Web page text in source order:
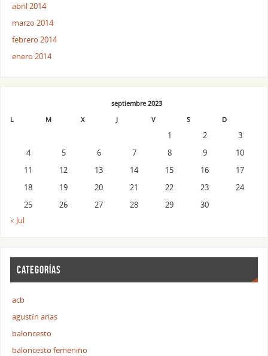
abril 2014
marzo 2014
febrero 2014
enero 2014
septiembre 2023
L
M X J V S D
1 2
3
4
5 6 7 8 9
10
11
12 13 14 15 16
17
18
19 20 21 22 23
24
25
26 27 28 29
30
« Jul
CATEGORÍAS
acb
agustín arias
baloncesto
baloncesto femenino